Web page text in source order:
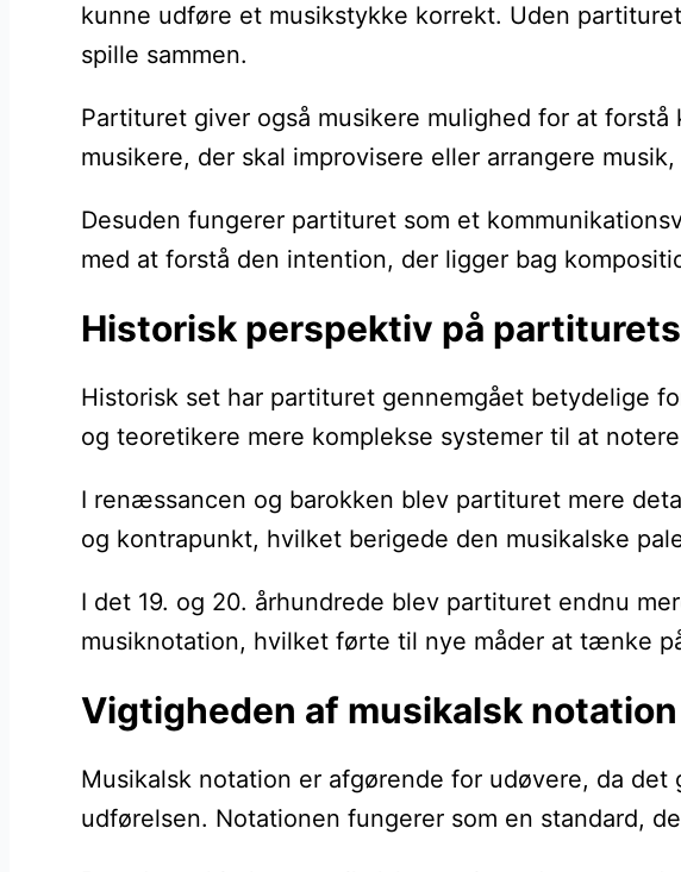
kunne udføre et musikstykke korrekt. Uden
spille sammen.
Partituret giver også musikere mulighed for at
musikere, der skal improvisere eller arrangere
Desuden fungerer partituret som et
med at forstå den intention, der ligger bag
Historisk perspektiv på
Historisk set har partituret gennemgået betydelige
og teoretikere mere komplekse systemer til at
I renæssancen og barokken blev partituret mere
og kontrapunkt, hvilket berigede den musikalske
I det 19. og 20. århundrede blev partituret endnu
musiknotation, hvilket førte til nye måder at tænke
Vigtigheden af musikalsk
Musikalsk notation er afgørende for udøvere, da
udførelsen. Notationen fungerer som en standard,